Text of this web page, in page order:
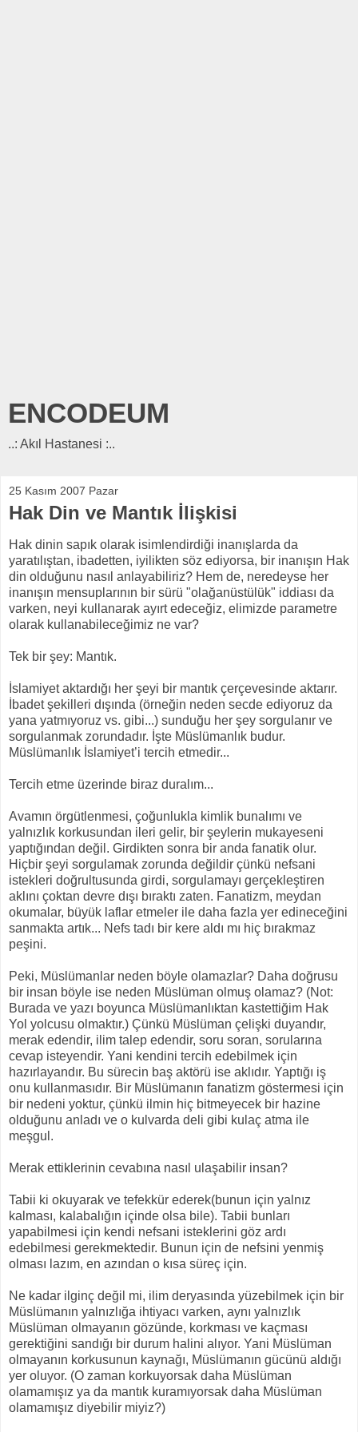
ENCODEUM
..: Akıl Hastanesi :..
25 Kasım 2007 Pazar
Hak Din ve Mantık İlişkisi
Hak dinin sapık olarak isimlendirdiği inanışlarda da
yaratılıştan, ibadetten, iyilikten söz ediyorsa, bir inanışın Hak
din olduğunu nasıl anlayabiliriz? Hem de, neredeyse her
inanışın mensuplarının bir sürü "olağanüstülük" iddiası da
varken, neyi kullanarak ayırt edeceğiz, elimizde parametre
olarak kullanabileceğimiz ne var?
Tek bir şey: Mantık.
İslamiyet aktardığı her şeyi bir mantık çerçevesinde aktarır.
İbadet şekilleri dışında (örneğin neden secde ediyoruz da
yana yatmıyoruz vs. gibi...) sunduğu her şey sorgulanır ve
sorgulanmak zorundadır. İşte Müslümanlık budur.
Müslümanlık İslamiyet’i tercih etmedir...
Tercih etme üzerinde biraz duralım...
Avamın örgütlenmesi, çoğunlukla kimlik bunalımı ve
yalnızlık korkusundan ileri gelir, bir şeylerin mukayeseni
yaptığından değil. Girdikten sonra bir anda fanatik olur.
Hiçbir şeyi sorgulamak zorunda değildir çünkü nefsani
istekleri doğrultusunda girdi, sorgulamayı gerçekleştiren
aklını çoktan devre dışı bıraktı zaten. Fanatizm, meydan
okumalar, büyük laflar etmeler ile daha fazla yer edineceğini
sanmakta artık... Nefs tadı bir kere aldı mı hiç bırakmaz
peşini.
Peki, Müslümanlar neden böyle olamazlar? Daha doğrusu
bir insan böyle ise neden Müslüman olmuş olamaz? (Not:
Burada ve yazı boyunca Müslümanlıktan kastettiğim Hak
Yol yolcusu olmaktır.) Çünkü Müslüman çelişki duyandır,
merak edendir, ilim talep edendir, soru soran, sorularına
cevap isteyendir. Yani kendini tercih edebilmek için
hazırlayandır. Bu sürecin baş aktörü ise aklıdır. Yaptığı iş
onu kullanmasıdır. Bir Müslümanın fanatizm göstermesi için
bir nedeni yoktur, çünkü ilmin hiç bitmeyecek bir hazine
olduğunu anladı ve o kulvarda deli gibi kulaç atma ile
meşgul.
Merak ettiklerinin cevabına nasıl ulaşabilir insan?
Tabii ki okuyarak ve tefekkür ederek(bunun için yalnız
kalması, kalabalığın içinde olsa bile). Tabii bunları
yapabilmesi için kendi nefsani isteklerini göz ardı
edebilmesi gerekmektedir. Bunun için de nefsini yenmiş
olması lazım, en azından o kısa süreç için.
Ne kadar ilginç değil mi, ilim deryasında yüzebilmek için bir
Müslümanın yalnızlığa ihtiyacı varken, aynı yalnızlık
Müslüman olmayanın gözünde, korkması ve kaçması
gerektiğini sandığı bir durum halini alıyor. Yani Müslüman
olmayanın korkusunun kaynağı, Müslümanın gücünü aldığı
yer oluyor. (O zaman korkuyorsak daha Müslüman
olamamışız ya da mantık kuramıyorsak daha Müslüman
olamamışız diyebilir miyiz?)